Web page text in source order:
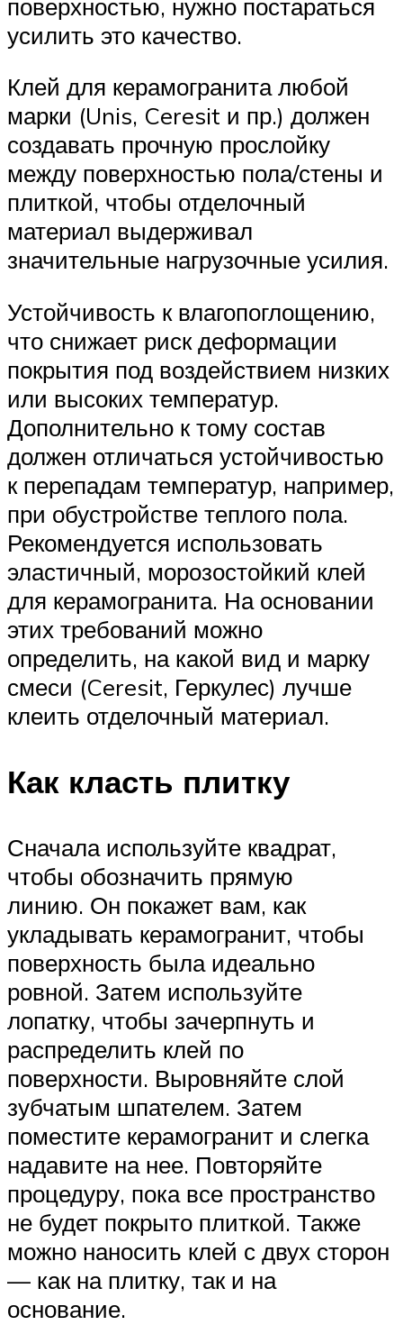
поверхностью, нужно постараться
усилить это качество.
Клей для керамогранита любой
марки (Unis, Ceresit и пр.) должен
создавать прочную прослойку
между поверхностью пола/стены и
плиткой, чтобы отделочный
материал выдерживал
значительные нагрузочные усилия.
Устойчивость к влагопоглощению,
что снижает риск деформации
покрытия под воздействием низких
или высоких температур.
Дополнительно к тому состав
должен отличаться устойчивостью
к перепадам температур, например,
при обустройстве теплого пола.
Рекомендуется использовать
эластичный, морозостойкий клей
для керамогранита. На основании
этих требований можно
определить, на какой вид и марку
смеси (Ceresit, Геркулес) лучше
клеить отделочный материал.
Как класть плитку
Сначала используйте квадрат,
чтобы обозначить прямую
линию. Он покажет вам, как
укладывать керамогранит, чтобы
поверхность была идеально
ровной. Затем используйте
лопатку, чтобы зачерпнуть и
распределить клей по
поверхности. Выровняйте слой
зубчатым шпателем. Затем
поместите керамогранит и слегка
надавите на нее. Повторяйте
процедуру, пока все пространство
не будет покрыто плиткой. Также
можно наносить клей с двух сторон
— как на плитку, так и на
основание.